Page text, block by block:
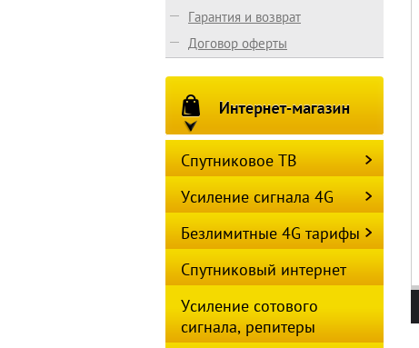
Гарантия и возврат
Договор оферты
Спутниковое ТВ
Усиление сигнала 4G
Безлимитные 4G тарифы
Спутниковый интернет
Усиление сотового
сигнала, репитеры